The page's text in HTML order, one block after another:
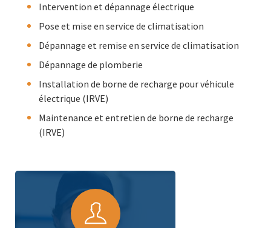
Intervention et dépannage électrique
Pose et mise en service de climatisation
Dépannage et remise en service de climatisation
Dépannage de plomberie
Installation de borne de recharge pour véhicule
électrique (IRVE)
Maintenance et entretien de borne de recharge
(IRVE)